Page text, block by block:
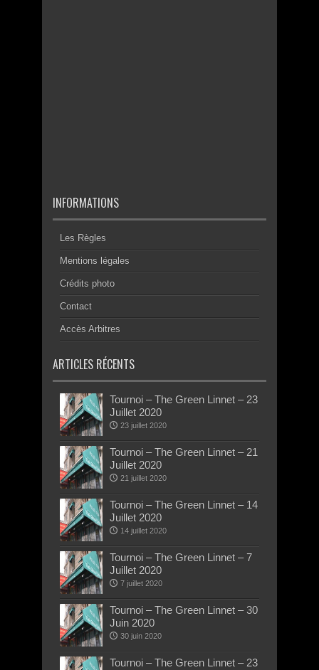
INFORMATIONS
Les Règles
Mentions légales
Crédits photo
Contact
Accès Arbitres
ARTICLES RÉCENTS
Tournoi – The Green Linnet – 23
Juillet 2020
23 juillet 2020
Tournoi – The Green Linnet – 21
Juillet 2020
21 juillet 2020
Tournoi – The Green Linnet – 14
Juillet 2020
14 juillet 2020
Tournoi – The Green Linnet – 7
Juillet 2020
7 juillet 2020
Tournoi – The Green Linnet – 30
Juin 2020
30 juin 2020
Tournoi – The Green Linnet – 23